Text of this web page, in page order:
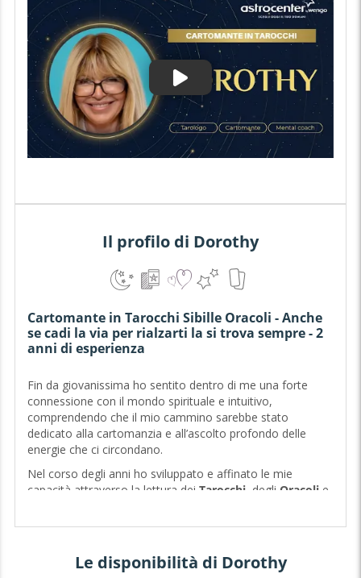
Il profilo di Dorothy
Cartomante in Tarocchi Sibille Oracoli - Anche
se cadi la via per rialzarti la si trova sempre - 2
anni di esperienza
Fin da giovanissima ho sentito dentro di me una forte
connessione con il mondo spirituale e intuitivo,
comprendendo che il mio cammino sarebbe stato
dedicato alla cartomanzia e all’ascolto profondo delle
energie che ci circondano.
Nel corso degli anni ho sviluppato e affinato le mie
capacità attraverso la lettura dei Tarocchi, degli Oracolie
Ogni consulto è unico: il mio obiettivo è offrirti chiarezza,
Le disponibilità di Dorothy